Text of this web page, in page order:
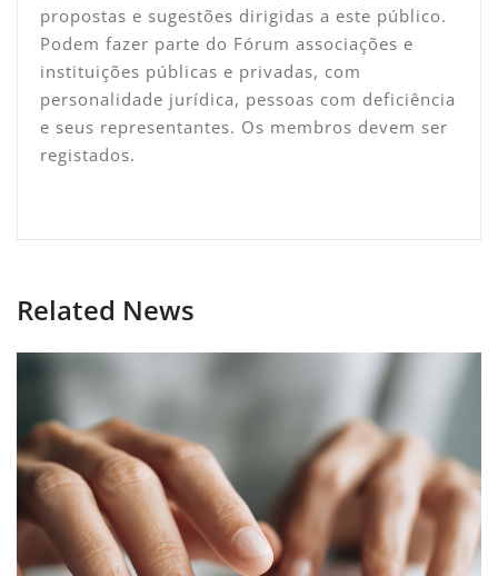
propostas e sugestões dirigidas a este público.
Podem fazer parte do Fórum associações e
instituições públicas e privadas, com
personalidade jurídica, pessoas com deficiência
e seus representantes. Os membros devem ser
registados.
Related News